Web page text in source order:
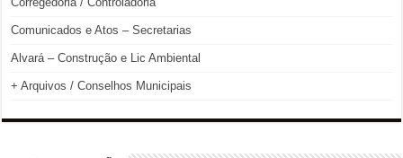
Comunicados e Atos – Secretarias
Alvará – Construção e Lic Ambiental
+ Arquivos / Conselhos Municipais